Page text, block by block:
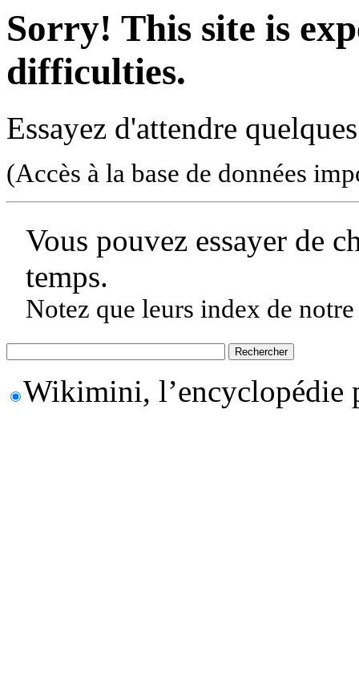
Sorry! This site is
difficulties.
Essayez d'attendre
(Accès à la base de données
Vous pouvez essayer de
temps.
Notez que leurs index de
Wikimini, l’encyclopédie